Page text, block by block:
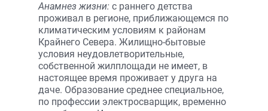
Анамнез жизни: с раннего детства
проживал в регионе, приближающемся по
климатическим условиям к районам
Крайнего Севера. Жилищно-бытовые
условия неудовлетворительные,
собственной жилплощади не имеет, в
настоящее время проживает у друга на
даче. Образование среднее специальное,
по профессии электросварщик, временно